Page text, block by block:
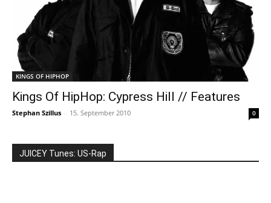
KINGS OF HIPHOP
Kings Of HipHop: Cypress Hill // Features
Stephan Szillus - 15. September 2010 0
JUICEY Tunes: US-Rap